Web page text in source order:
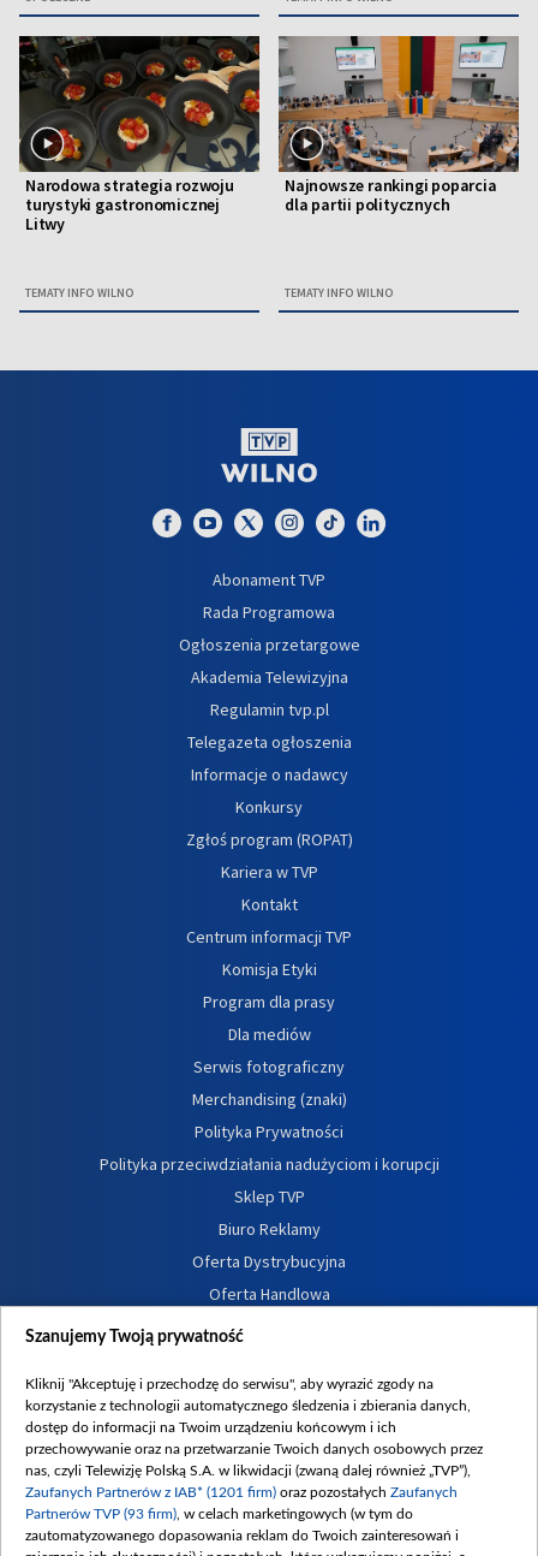
Narodowa strategia rozwoju
turystyki gastronomicznej
Litwy
TEMATY INFO WILNO
Najnowsze rankingi poparcia
dla partii politycznych
TEMATY INFO WILNO
Abonament TVP
Rada Programowa
Ogłoszenia przetargowe
Akademia Telewizyjna
Regulamin tvp.pl
Telegazeta ogłoszenia
Informacje o nadawcy
Konkursy
Zgłoś program (ROPAT)
Kariera w TVP
Kontakt
Centrum informacji TVP
Komisja Etyki
Program dla prasy
Dla mediów
Serwis fotograficzny
Merchandising (znaki)
Polityka Prywatności
Polityka przeciwdziałania nadużyciom i korupcji
Sklep TVP
Biuro Reklamy
Oferta Dystrybucyjna
Oferta Handlowa
Dostępność
Procedura zgłoszeń wewnętrznych
Szanujemy Twoją prywatność
Kliknij "Akceptuję i przechodzę do serwisu", aby wyrazić zgody na
korzystanie z technologii automatycznego śledzenia i zbierania danych,
dostęp do informacji na Twoim urządzeniu końcowym i ich
przechowywanie oraz na przetwarzanie Twoich danych osobowych przez
nas, czyli Telewizję Polską S.A. w likwidacji (zwaną dalej również „TVP”),
Zaufanych Partnerów z IAB* (1201 firm) oraz pozostałych Zaufanych
Partnerów TVP (93 firm) , w celach marketingowych (w tym do
zautomatyzowanego dopasowania reklam do Twoich zainteresowań i